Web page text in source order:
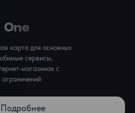
карта для основных
сервисы,
магазинах с
Подробнее